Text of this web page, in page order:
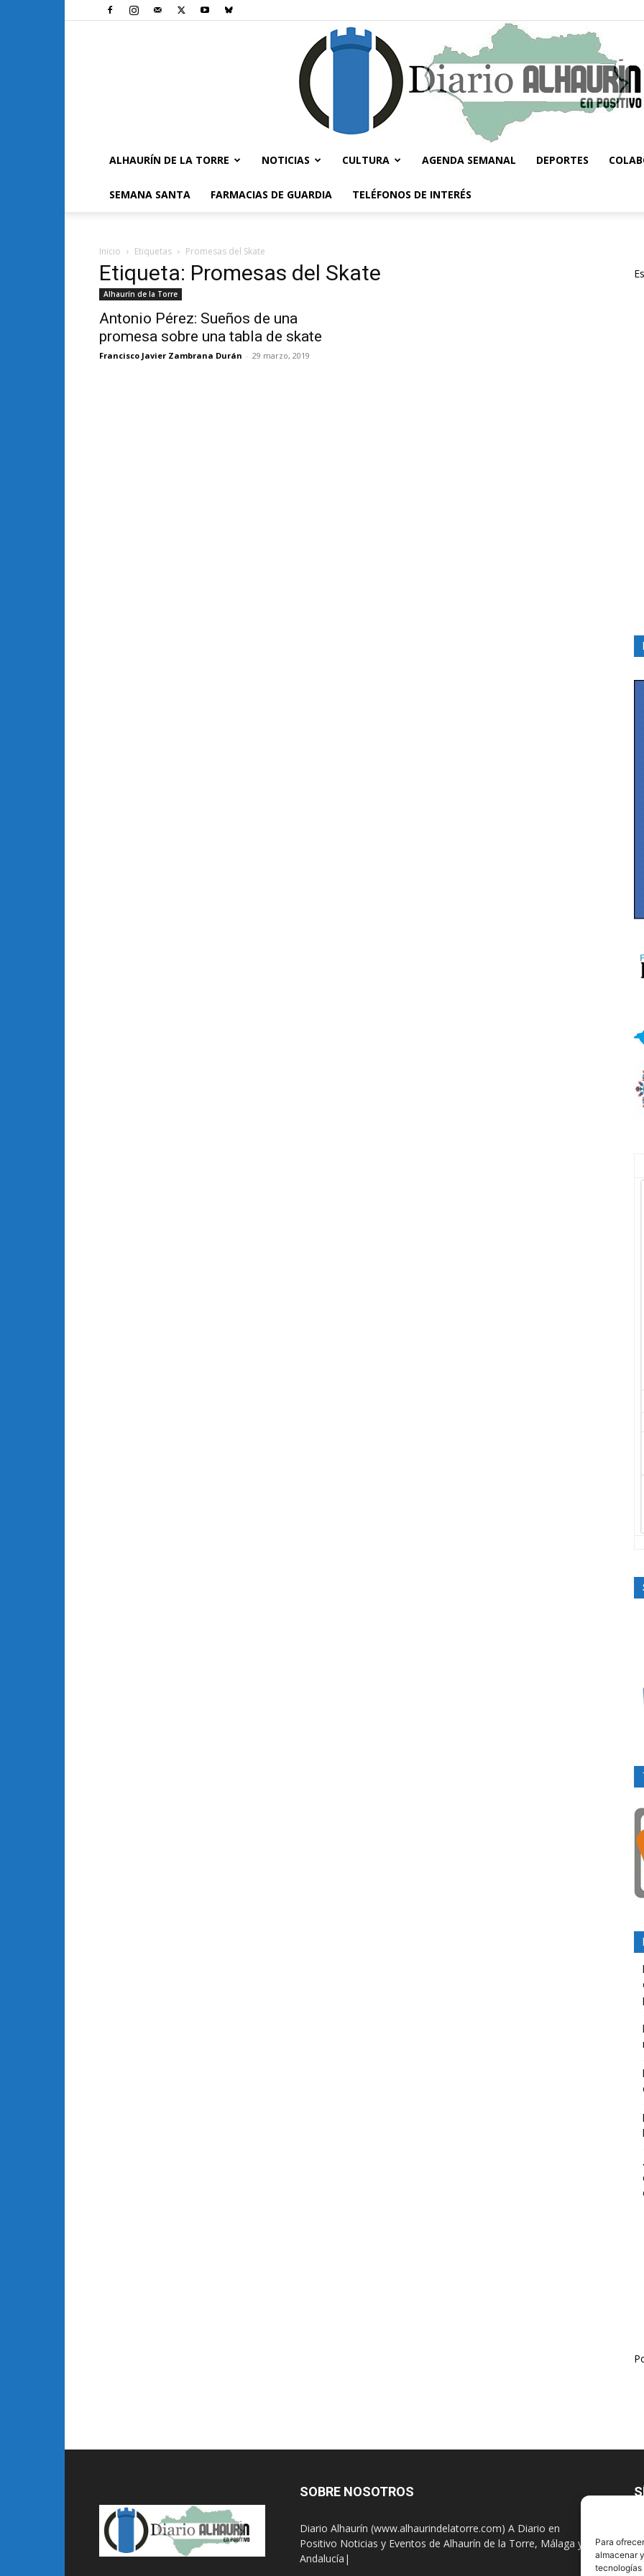
Para
almacenar
tecnologías
ALHAURÍN DE LA TORRE NOTICIAS CULTURA AGENDA SEMANAL DEPORTES
SEMANA SANTA FARMACIAS DE GUARDIA TELÉFONOS DE INTERÉS
Inicio Etiquetas Promesas del Skate
Etiqueta: Promesas del Skate
Alhaurín de la Torre
Antonio Pérez: Sueños de una
promesa sobre una tabla de skate
Francisco Javier Zambrana Durán - 29 marzo, 2019
SOBRE NOSOTROS
Diario Alhaurín (www.alhaurindelatorre.com) A Diario en
Positivo Noticias y Eventos de Alhaurín de la Torre, Málaga y
Andalucía|